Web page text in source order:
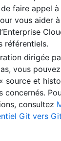
faire appel
vous aider
référentiels.
dirigée
vous
source et
concernés.
consultez
Git vers